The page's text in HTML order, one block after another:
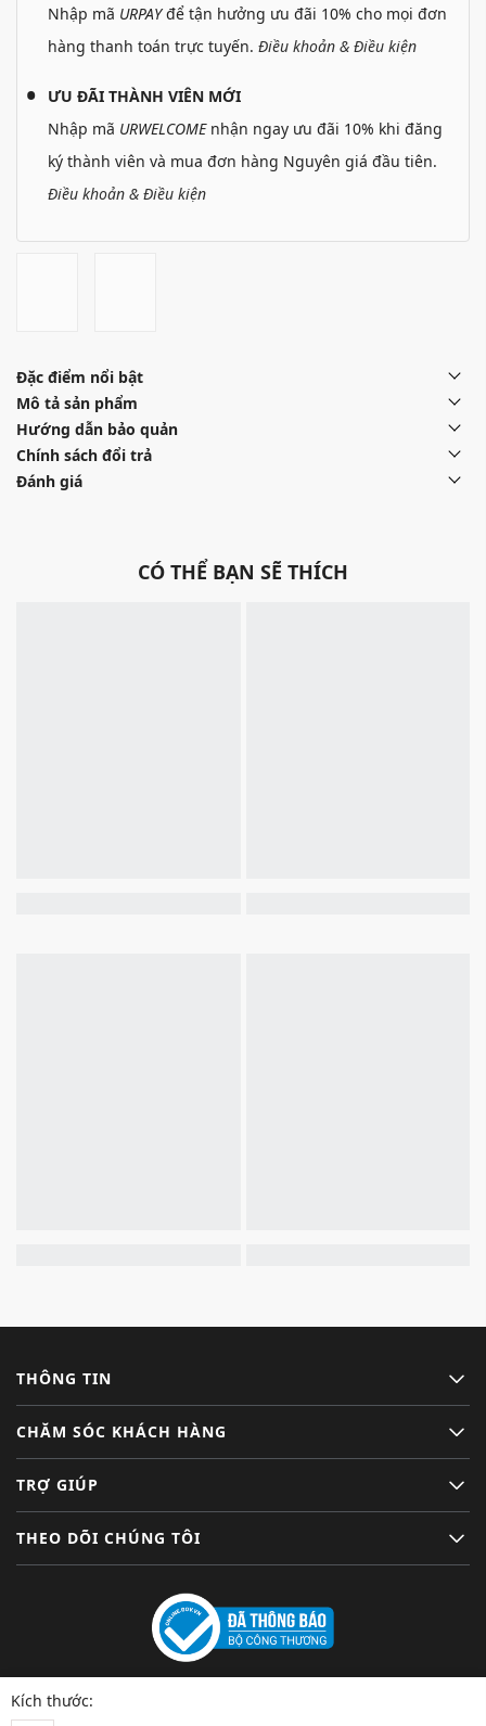
Nhập mã URPAYđể tận hưởng ưu đãi 10% cho mọi đơn
hàng thanh toán trực tuyến. Điều khoản & Điều kiện
ƯU ĐÃI THÀNH VIÊN MỚI
Nhập mã URWELCOMEnhận ngay ưu đãi 10% khi đăng
ký thành viên và mua đơn hàng Nguyên giá đầu tiên.
Điều khoản & Điều kiện
Kích thước:
Đặc điểm nổi bật
Mô tả sản phẩm
Hướng dẫn bảo quản
Chính sách đổi trả
Đánh giá
CÓ THỂ BẠN SẼ THÍCH
THÔNG TIN
CHĂM SÓC KHÁCH HÀNG
TRỢ GIÚP
THEO DÕI CHÚNG TÔI